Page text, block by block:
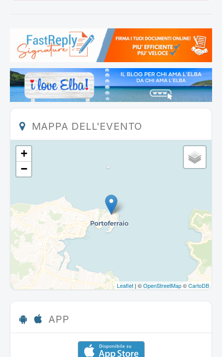
MAPPA DELL'EVENTO
+
−
Leaflet | ©OpenStreetMap©CartoDB
APP